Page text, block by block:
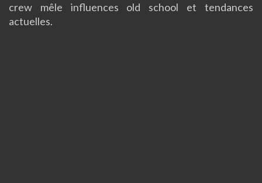
crew mêle influences old school et tendances
actuelles.